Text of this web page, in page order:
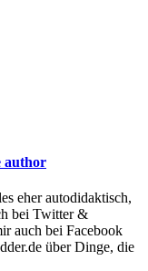
author
eher autodidaktisch,
bei Twitter &
auch bei Facebook
über Dinge, die